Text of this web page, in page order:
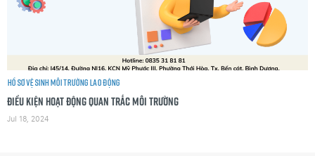
Hồ sơ vệ sinh môi trường lao động
Điều kiện hoạt động quan trắc môi trường
Jul 18, 2024